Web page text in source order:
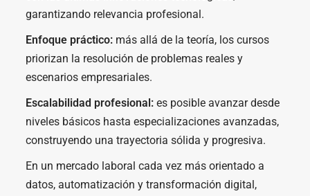
garantizando relevancia profesional.
Enfoque práctico: más allá de la teoría, los cursos
priorizan la resolución de problemas reales y
escenarios empresariales.
Escalabilidad profesional: es posible avanzar desde
niveles básicos hasta especializaciones avanzadas,
construyendo una trayectoria sólida y progresiva.
En un mercado laboral cada vez más orientado a
datos, automatización y transformación digital,